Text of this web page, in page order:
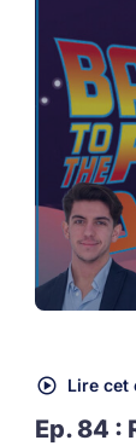
Lire cet
Ep. 84 :